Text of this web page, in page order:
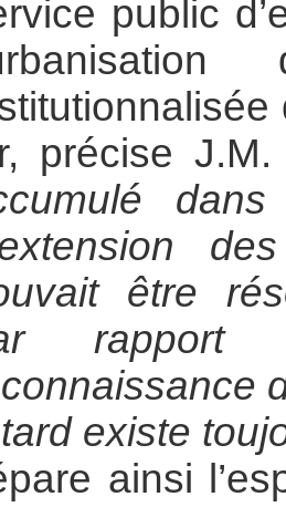
public
précise
être
rapport
existe
ainsi